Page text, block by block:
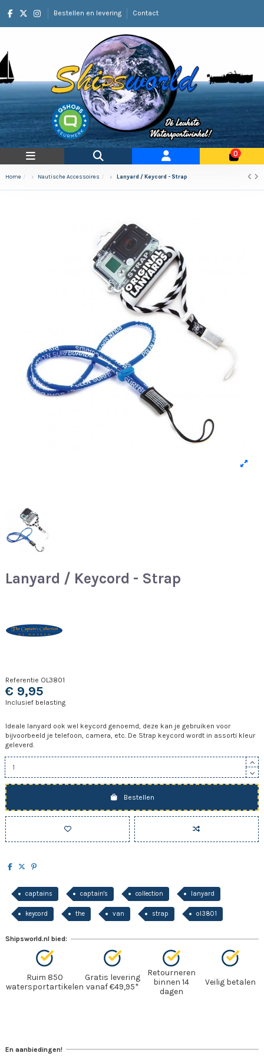
Bestellen en levering Contact
0
Home Nautische Accessoires Lanyard / Keycord - Strap
Lanyard / Keycord - Strap
Referentie OL3801
€ 9,95
Inclusief belasting
Ideale lanyard ook wel keycord genoemd, deze kan je gebruiken voor
bijvoorbeeld je telefoon, camera, etc. De Strap keycord wordt in assorti kleur
geleverd.
Bestellen
captains captain's collection lanyard
keycord the van strap ol3801
Shipsworld.nl bied:
Ruim 850
watersportartikelen
Gratis levering
vanaf €49,95*
Retourneren
binnen 14
dagen
Veilig betalen
En aanbiedingen!